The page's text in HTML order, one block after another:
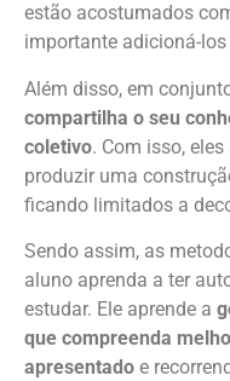
estão acostumados
importante adicioná-
Além disso, em
compartilha o seu
coletivo. Com isso,
produzir uma
ficando limitados a
Sendo assim, as
aluno aprenda a ter
estudar. Ele aprende a
que compreenda
apresentado e